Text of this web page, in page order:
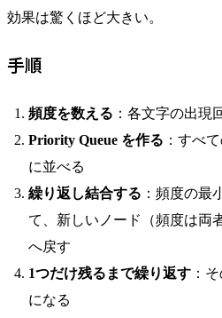
効果は驚くほど大きい。
手順
頻度を数える ：各文字の出現
Priority Queue を作る ：すべ
に並べる
繰り返し結合する ：頻度の最
て、新しいノード（頻度は両
へ戻す
1つだけ残るまで繰り返す ：
になる